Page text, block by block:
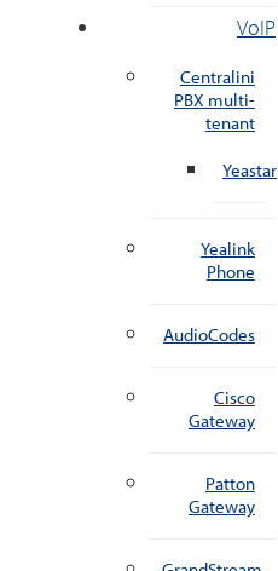
VoIP
Centralini
PBX multi-
tenant
Yeastar
Yealink
Phone
AudioCodes
Cisco
Gateway
Patton
Gateway